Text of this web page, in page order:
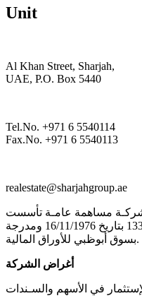
Unit
Al Khan Street, Sharjah,
UAE, P.O. Box 5440
Tel.No. +971 6 5540114
Fax.No. +971 6 5540113
realestate@sharjahgroup.ae
مساهمة عامـة تأسست
بمـوجب المرسوم الأميري رقم 133/76 بتاريخ 16/11/1976 ومدرجة
بسوق أبوظبي للأوراق المالية.
أغراض الشركة